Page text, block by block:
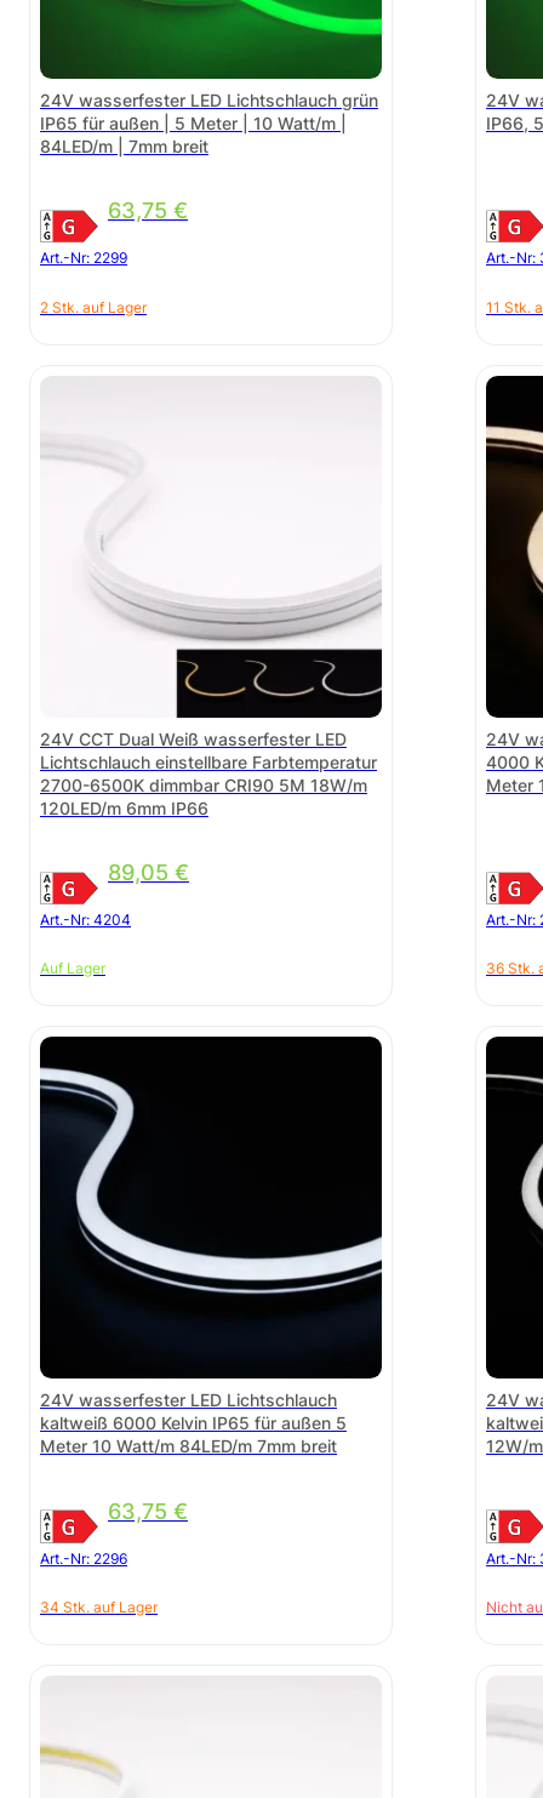
24V wasserfester LED Lichtschlauch grün
IP65 für außen | 5 Meter | 10 Watt/m |
84LED/m | 7mm breit
63,75 €
Art.-Nr: 2299
2 Stk. auf Lager
24V
IP66,
Art.-Nr:
11 Stk.
24V CCT Dual Weiß wasserfester LED
Lichtschlauch einstellbare Farbtemperatur
2700-6500K dimmbar CRI90 5M 18W/m
120LED/m 6mm IP66
89,05 €
Art.-Nr: 4204
Auf Lager
24V
4000
Meter
Art.-Nr:
36 Stk.
24V wasserfester LED Lichtschlauch
kaltweiß 6000 Kelvin IP65 für außen 5
Meter 10 Watt/m 84LED/m 7mm breit
63,75 €
Art.-Nr: 2296
34 Stk. auf Lager
24V
12W/
Art.-Nr:
Nicht